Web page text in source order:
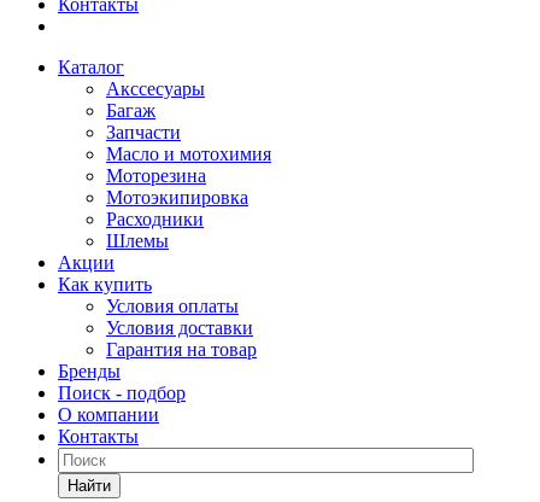
Контакты
Каталог
Акссесуары
Багаж
Запчасти
Масло и мотохимия
Моторезина
Мотоэкипировка
Расходники
Шлемы
Акции
Как купить
Условия оплаты
Условия доставки
Гарантия на товар
Бренды
Поиск - подбор
О компании
Контакты
Найти